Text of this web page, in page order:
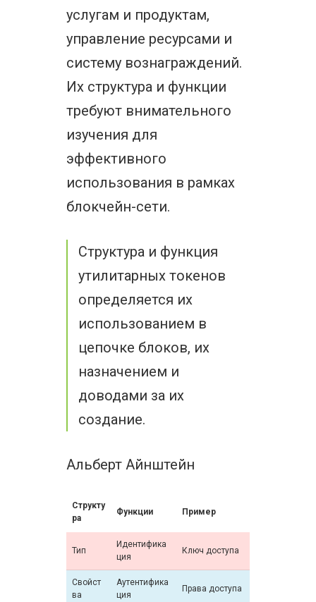
услугам и продуктам,
управление ресурсами и
систему вознаграждений.
Их структура и функции
требуют внимательного
изучения для
эффективного
использования в рамках
блокчейн-сети.
Структура и функция
утилитарных токенов
определяется их
использованием в
цепочке блоков, их
назначением и
доводами за их
создание.
Альберт Айнштейн
Структу
ра
Функции Пример
Тип
Идентифика
ция
Ключ доступа
Свойст
ва
Аутентифика
ция
Права доступа